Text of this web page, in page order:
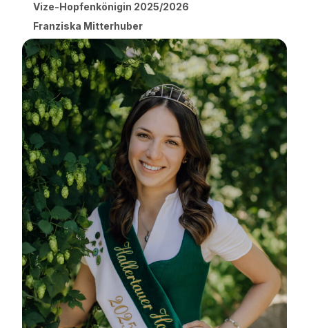
Vize-Hopfenkönigin 2025/2026
Franziska Mitterhuber